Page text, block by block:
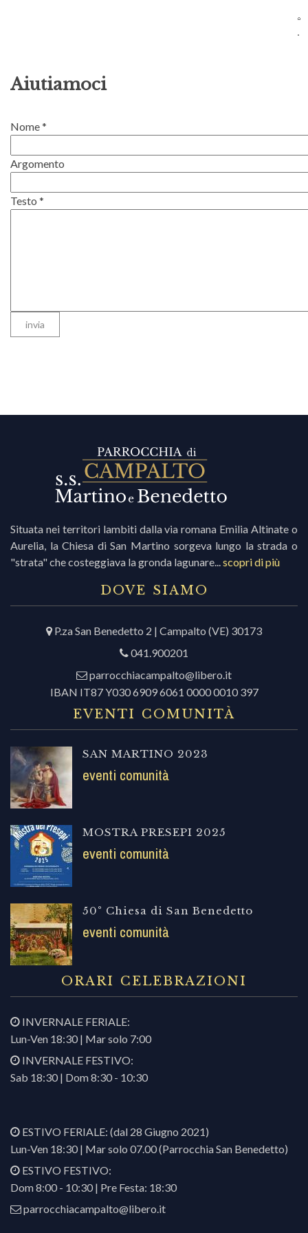
Aiutiamoci
Nome*
Argomento
Testo *
Situata nei territori lambiti dalla via romana Emilia Altinate o
Aurelia, la Chiesa di San Martino sorgeva lungo la strada o
"strata" che costeggiava la gronda lagunare...scopri di più
DOVE SIAMO
P.za San Benedetto 2 | Campalto (VE) 30173
041.900201
parrocchiacampalto@libero.it
IBAN IT87 Y030 6909 6061 0000 0010 397
EVENTI COMUNITÀ
SAN MARTINO 2023
eventi comunità
MOSTRA PRESEPI 2025
eventi comunità
50° Chiesa di San Benedetto
eventi comunità
ORARI CELEBRAZIONI
INVERNALE FERIALE:
Lun-Ven 18:30 | Mar solo 7:00
INVERNALE FESTIVO:
Sab 18:30 | Dom 8:30 - 10:30
ESTIVO FERIALE: (dal 28 Giugno 2021)
Lun-Ven 18:30 | Mar solo 07.00 (Parrocchia San Benedetto)
ESTIVO FESTIVO:
Dom 8:00 - 10:30 | Pre Festa: 18:30
parrocchiacampalto@libero.it